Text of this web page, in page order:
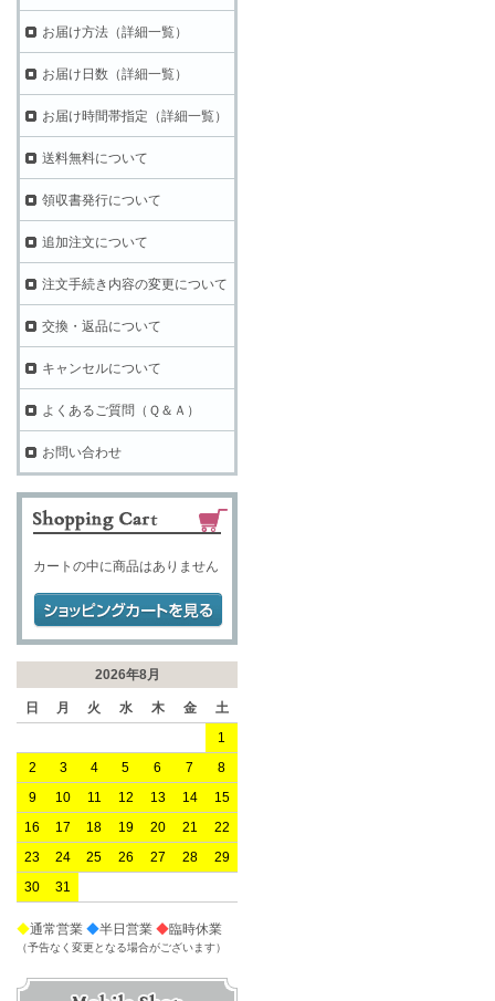
お届け方法（詳細一覧）
お届け日数（詳細一覧）
お届け時間帯指定（詳細一覧）
送料無料について
領収書発行について
追加注文について
注文手続き内容の変更について
交換・返品について
キャンセルについて
よくあるご質問（Ｑ＆Ａ）
お問い合わせ
カートの中に商品はありません
2026年8月
日 月 火 水 木 金
土
1
2
3 4 5 6 7
8
9
10 11 12 13 14
15
16
17 18 19 20 21
22
23
24 25 26 27 28
29
30
31
◆通常営業 ◆半日営業 ◆臨時休業
（予告なく変更となる場合がございます）